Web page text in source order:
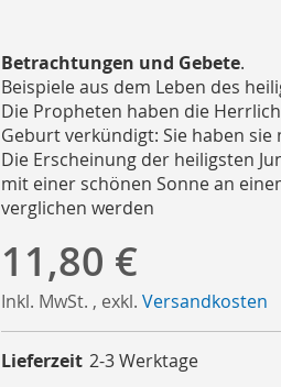
Betrachtungen und Gebete.
Beispiele aus dem Leben des
Die Propheten haben die
Geburt verkündigt: Sie haben
Die Erscheinung der heiligsten
mit einer schönen Sonne an
verglichen werden
11,80 €
Inkl. MwSt. , exkl. Versandkosten
Lieferzeit 2-3 Werktage